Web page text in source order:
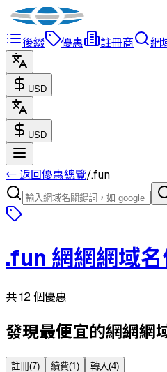
後綴 優惠 註冊商 網
USD
USD
← 返回優惠總覽/.fun
.fun 網網網域
共 12 個優惠
發現最便宜的網網網
註冊(7) 續費(1) 轉入(4)